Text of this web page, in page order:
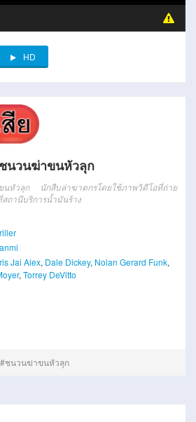
HD
นวนฆ่าขนหัวลุก
ขนหัวลุก
นักสืบล่าฆาตกรโดยใช้ภาพวิดีโอที่ถ่าย
ถานีบริการน้ำมันร้าง
Jai Alex, Dale Dickey, Nolan Gerard Funk,
, Torrey DeVitto
ชนวนฆ่าขนหัวลุก